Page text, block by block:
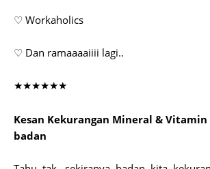
♡ Workaholics
♡ Dan ramaaaaiiii lagi..
★★★★★★
Kesan Kekurangan Mineral & Vitamin
badan